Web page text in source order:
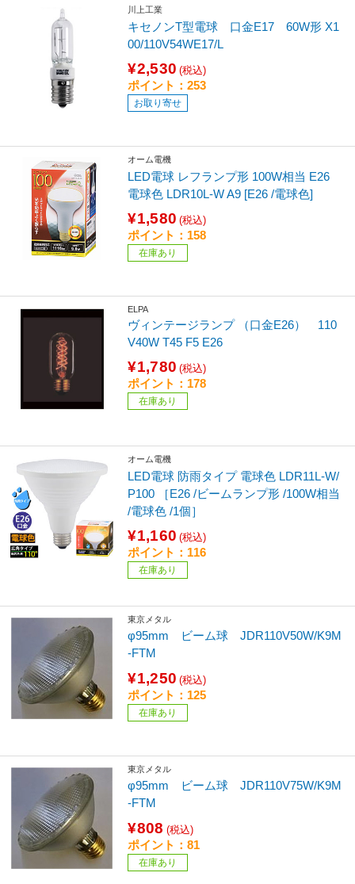
川上工業
キセノンT型電球 口金E17 60W形 X1
00/110V54WE17/L
¥2,530 (税込)
ポイント：253
お取り寄せ
オーム電機
LED電球 レフランプ形 100W相当 E26
電球色 LDR10L-W A9 [E26 /電球色]
¥1,580 (税込)
ポイント：158
在庫あり
ELPA
ヴィンテージランプ （口金E26） 110
V40W T45 F5 E26
¥1,780 (税込)
ポイント：178
在庫あり
オーム電機
LED電球 防雨タイプ 電球色 LDR11L-W/
P100 ［E26 /ビームランプ形 /100W相当
/電球色 /1個］
¥1,160 (税込)
ポイント：116
在庫あり
東京メタル
φ95mm ビーム球 JDR110V50W/K9M
-FTM
¥1,250 (税込)
ポイント：125
在庫あり
東京メタル
φ95mm ビーム球 JDR110V75W/K9M
-FTM
¥808 (税込)
ポイント：81
在庫あり